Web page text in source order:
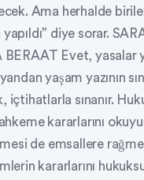
Ama herhalde
diye sorar.
Evet, yasalar
yaşam yazının
içtihatlarla sınanır.
kararlarını
de emsallere
kararlarını